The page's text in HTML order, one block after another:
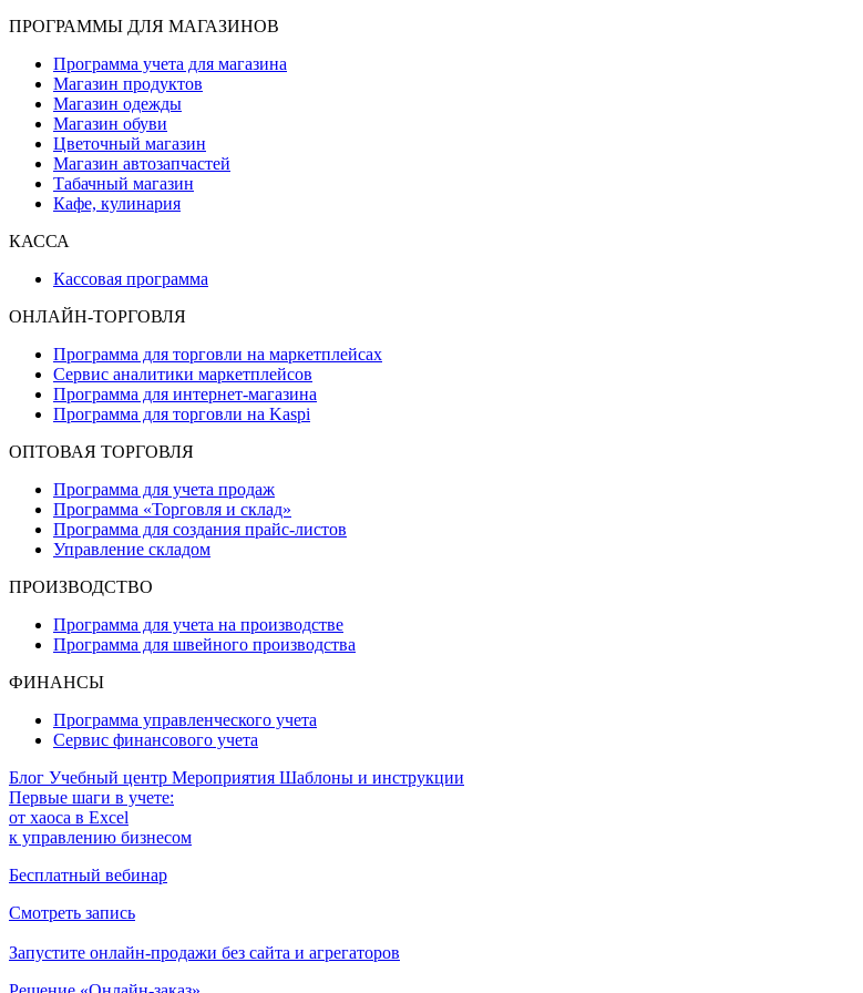
ПРОГРАММЫ ДЛЯ МАГАЗИНОВ
Программа учета для магазина
Магазин продуктов
Магазин одежды
Магазин обуви
Цветочный магазин
Магазин автозапчастей
Табачный магазин
Кафе, кулинария
КАССА
Кассовая программа
ОНЛАЙН-ТОРГОВЛЯ
Программа для торговли на маркетплейсах
Сервис аналитики маркетплейсов
Программа для интернет-магазина
Программа для торговли на Kaspi
ОПТОВАЯ ТОРГОВЛЯ
Программа для учета продаж
Программа «Торговля и склад»
Программа для создания прайс‑листов
Управление складом
ПРОИЗВОДСТВО
Программа для учета на производстве
Программа для швейного производства
ФИНАНСЫ
Программа управленческого учета
Сервис финансового учета
Блог Учебный центр Мероприятия Шаблоны и инструкции
Первые шаги в учете:
от хаоса в Excel
к управлению бизнесом
Бесплатный вебинар
Смотреть запись
Запустите онлайн-продажи без сайта и агрегаторов